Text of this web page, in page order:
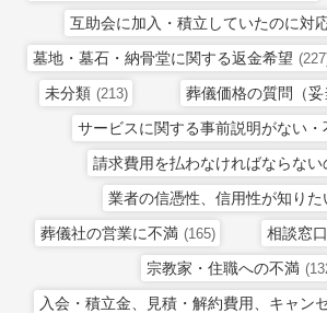
互助会に加入・積立していたのに対
墓地・墓石・納骨堂に関する返金希望
未分類 (213) 葬儀価格の質問（妥
サービスに関する事前説明がない・
請求費用を払わなければならない
業者の信憑性、信用性が知りた
葬儀社の営業に不満 (165) 相談窓
宗教家・住職への不満
入会・積立金、見積・解約費用、キャン